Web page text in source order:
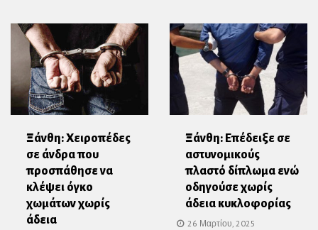
Ξάνθη: Χειροπέδες
σε άνδρα που
προσπάθησε να
κλέψει όγκο
χωμάτων χωρίς
άδεια
Ξάνθη: Επέδειξε σε
αστυνομικούς
πλαστό δίπλωμα ενώ
οδηγούσε χωρίς
άδεια κυκλοφορίας
26 Μαρτίου, 2025